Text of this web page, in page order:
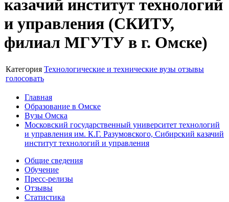
казачий институт технологий
и управления (СКИТУ,
филиал МГУТУ в г. Омске)
Категория Технологические и технические вузы отзывы
голосовать
Главная
Образование в Омске
Вузы Омска
Московский государственный университет технологий
и управления им. К.Г. Разумовского, Сибирский казачий
институт технологий и управления
Общие сведения
Обучение
Пресс-релизы
Отзывы
Статистика